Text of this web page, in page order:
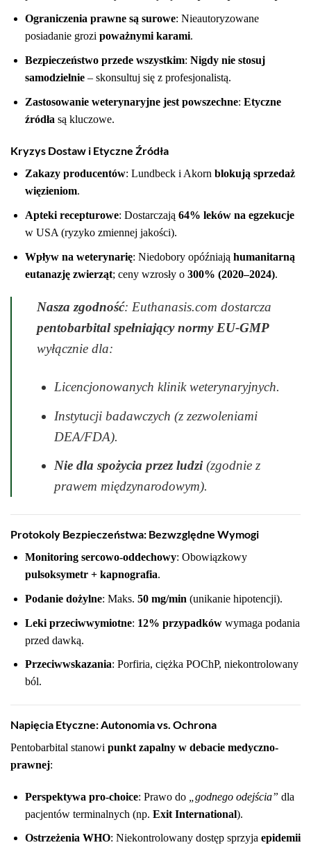
Ograniczenia prawne są surowe: Nieautoryzowane
posiadanie grozi poważnymi karami.
Bezpieczeństwo przede wszystkim: Nigdy nie stosuj
samodzielnie– skonsultuj się z profesjonalistą.
Zastosowanie weterynaryjne jest powszechne: Etyczne
źródła są kluczowe.
Kryzys Dostaw i Etyczne Źródła
Zakazy producentów: Lundbeck i Akorn blokują sprzedaż
więzieniom.
Apteki recepturowe: Dostarczają 64% leków na egzekucje
w USA (ryzyko zmiennej jakości).
Wpływ na weterynarię: Niedobory opóźniają humanitarną
eutanazję zwierząt; ceny wzrosły o 300% (2020–2024).
Nasza zgodność: Euthanasis.com dostarcza
pentobarbital spełniający normy EU-GMP
wyłącznie dla:
Licencjonowanych klinik weterynaryjnych.
Instytucji badawczych (z zezwoleniami
DEA/FDA).
Nie dla spożycia przez ludzi(zgodnie z
prawem międzynarodowym).
Protokoly Bezpieczeństwa: Bezwzględne Wymogi
Monitoring sercowo-oddechowy: Obowiązkowy
pulsoksymetr + kapnografia.
Podanie dożylne: Maks. 50 mg/min (unikanie hipotencji).
Leki przeciwwymiotne: 12% przypadkówwymaga podania
przed dawką.
Przeciwwskazania: Porfiria, ciężka POChP, niekontrolowany
ból.
Napięcia Etyczne: Autonomia vs. Ochrona
Pentobarbital stanowi punkt zapalny w debacie medyczno-
prawnej:
Perspektywa pro-choice: Prawo do „godnego odejścia” dla
pacjentów terminalnych (np. Exit International).
Ostrzeżenia WHO: Niekontrolowany dostęp sprzyja epidemii